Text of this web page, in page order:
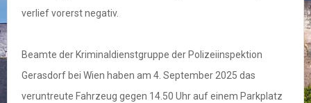
verlief vorerst negativ.
Beamte der Kriminaldienstgruppe der Polizeiinspektion
Gerasdorf bei Wien haben am 4. September 2025 das
veruntreute Fahrzeug gegen 14.50 Uhr auf einem Parkplatz